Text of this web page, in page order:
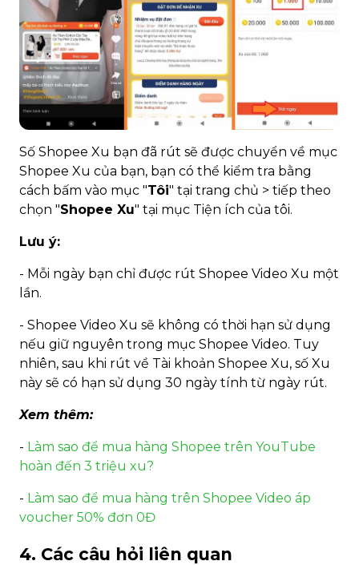
Số Shopee Xu bạn đã rút sẽ được chuyển về mục
Shopee Xu của bạn, bạn có thể kiểm tra bằng
cách bấm vào mục "Tôi" tại trang chủ > tiếp theo
chọn "Shopee Xu" tại mục Tiện ích của tôi.
Lưu ý:
- Mỗi ngày bạn chỉ được rút Shopee Video Xu một
lần.
- Shopee Video Xu sẽ không có thời hạn sử dụng
nếu giữ nguyên trong mục Shopee Video. Tuy
nhiên, sau khi rút về Tài khoản Shopee Xu, số Xu
này sẽ có hạn sử dụng 30 ngày tính từ ngày rút.
Xem thêm:
- Làm sao để mua hàng Shopee trên YouTube
hoàn đến 3 triệu xu?
- Làm sao để mua hàng trên Shopee Video áp
voucher 50% đơn 0Đ
4. Các câu hỏi liên quan